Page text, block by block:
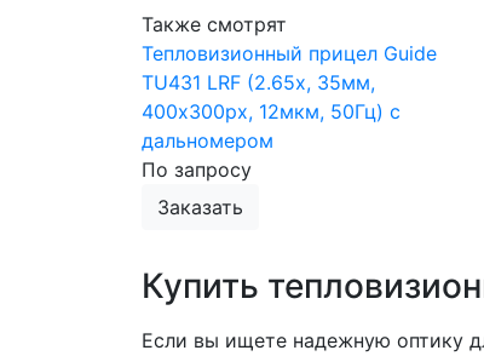
Также смотрят
Тепловизионный прицел Guide
TU431 LRF (2.65x, 35мм,
400x300px, 12мкм, 50Гц) с
дальномером
По запросу
Заказать
Купить
Если вы ищете надежную оптику